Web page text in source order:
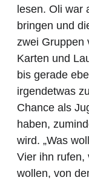
lesen. Oli war
bringen und
zwei Gruppen
Karten und
bis gerade
irgendetwas
Chance als
haben,
wird. „Was
Vier ihn rufen,
wollen, von